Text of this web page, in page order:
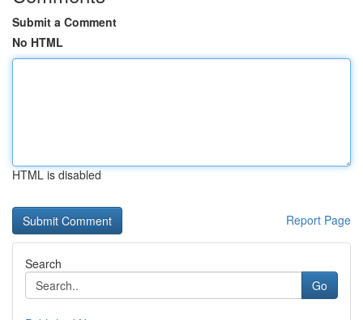
Submit a Comment
No HTML
HTML is disabled
Report Page
Search
Go